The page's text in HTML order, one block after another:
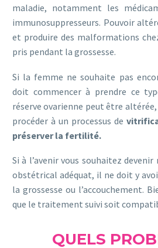
maladie, notamment les
immunosuppresseurs. Pouvoir
et produire des malformations
pris pendant la grossesse.
Si la femme ne souhaite pas
doit commencer à prendre ce
réserve ovarienne peut être
procéder à un processus de
préserver la fertilité.
Si à l’avenir vous souhaitez
obstétrical adéquat, il ne doit y
la grossesse ou l’accouchement.
que le traitement suivi soit
QUELS